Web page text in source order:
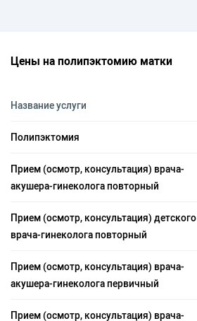
Цены на полипэктомию матки
Название услуги
Полипэктомия
Прием (осмотр, консультация) врача-
акушера-гинеколога повторный
Прием (осмотр, консультация) детского
врача-гинеколога повторный
Прием (осмотр, консультация) врача-
акушера-гинеколога первичный
Прием (осмотр, консультация) врача-